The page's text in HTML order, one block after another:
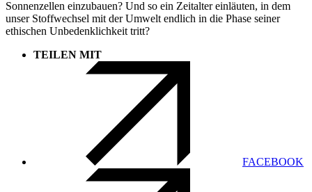
Sonnenzellen einzubauen? Und so ein Zeitalter einläuten, in dem
unser Stoffwechsel mit der Umwelt endlich in die Phase seiner
ethischen Unbedenklichkeit tritt?
TEILEN MIT
FACEBOOK